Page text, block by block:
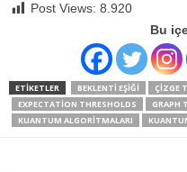
Post Views: 8.920
Bu
ETIKETLER BEKLENTI EŞIĞI ÇIZGE
EXPECTATION THRESHOLDS
GRAPH
KUANTUM ALGORITMALARI